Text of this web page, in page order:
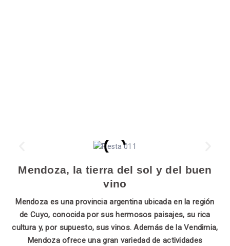
Mendoza, la tierra del sol y del buen
vino
Mendoza es una provincia argentina ubicada en la región
de Cuyo, conocida por sus hermosos paisajes, su rica
cultura y, por supuesto, sus vinos. Además de la Vendimia,
Mendoza ofrece una gran variedad de actividades